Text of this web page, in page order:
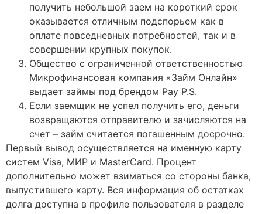
получить небольшой заем на короткий срок
оказывается отличным подспорьем как в
оплате повседневных потребностей, так и в
совершении крупных покупок.
Общество с ограниченной ответственностью
Микрофинансовая компания «Займ Онлайн»
выдает займы под брендом Pay P.S.
Если заемщик не успел получить его, деньги
возвращаются отправителю и зачисляются на
счет – займ считается погашенным досрочно.
Первый вывод осуществляется на именную карту
систем Visa, МИР и MasterCard. Процент
дополнительно может взиматься со стороны банка,
выпустившего карту. Вся информация об остатках
долга доступна в профиле пользователя в разделе